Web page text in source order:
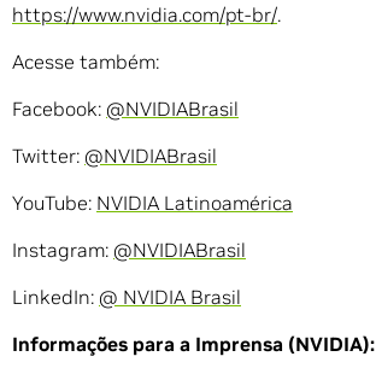
https://www.nvidia.com/pt-br/.
Acesse também:
Facebook: @NVIDIABrasil
Twitter: @NVIDIABrasil
YouTube: NVIDIA Latinoamérica
Instagram: @NVIDIABrasil
LinkedIn: @ NVIDIA Brasil
Informações para a Imprensa (NVIDIA):